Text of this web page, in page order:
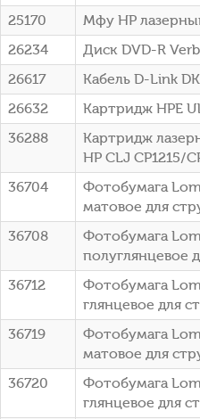
25170
Мфу HP
26234
Диск DVD-R
26617
Кабель D-Link
26632
Картридж HPE
36288
Картридж
HP CLJ CP1215/
36704
Фотобумага
матовое для
36708
Фотобумага
полуглянцевое
36712
Фотобумага
глянцевое для
36719
Фотобумага
матовое для
36720
Фотобумага
глянцевое для